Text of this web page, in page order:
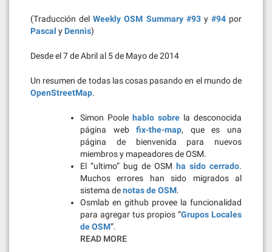
(Traducción delWeekly OSM Summary #93y #94por
Pascal y Dennis)
Desde el 7 de Abril al 5 de Mayo de 2014
Un resumen de todas las cosas pasando en el mundo de
OpenStreetMap.
Simon Poole hablo sobre la desconocida
página webfix-the-map, que es una
página de bienvenida para nuevos
miembros y mapeadores de OSM.
El “ultimo” bug de OSM ha sido cerrado.
Muchos errores han sido migrados al
sistema denotas de OSM.
Osmlab en github provee la funcionalidad
para agregar tus propios “Grupos Locales
de OSM“.
READ MORE